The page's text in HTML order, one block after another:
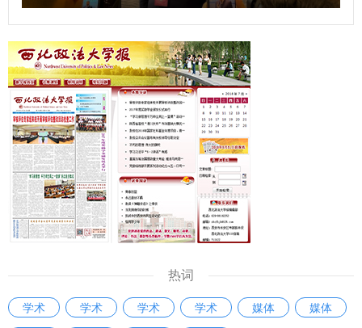
热词
学术 学术 学术 学术 媒体
媒体